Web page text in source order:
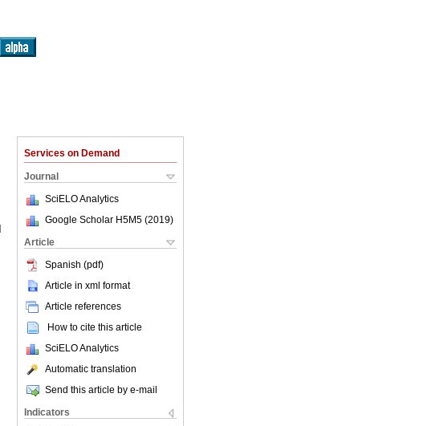
Services on Demand
Journal
SciELO Analytics
Google Scholar H5M5 (2019)
Article
Spanish (pdf)
Article in xml format
Article references
How to cite this article
SciELO Analytics
Automatic translation
Send this article by e-mail
Indicators